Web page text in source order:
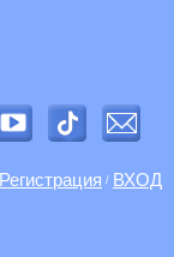
Регистрация / ВХОД